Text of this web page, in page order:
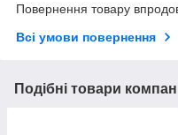
Повернення товару
Всі умови повернення
Подібні товари